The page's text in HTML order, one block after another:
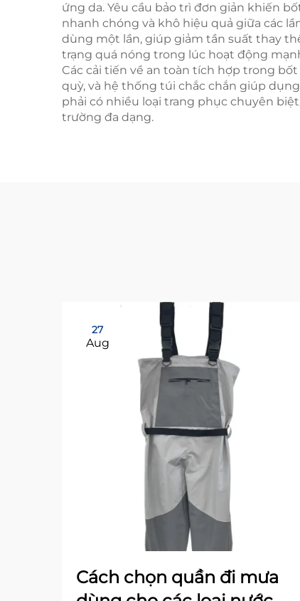
ứng da. Yêu cầu bảo trì đơn giản khiến
nhanh chóng và khô hiệu quả giữa các
dùng một lần, giúp giảm tần suất thay
trạng quá nóng trong lúc hoạt động
Các cải tiến về an toàn tích hợp trong
quỳ, và hệ thống túi chắc chắn giúp
phải có nhiều loại trang phục chuyên
trường đa dạng.
27
Aug
Cách chọn quần đi mưa